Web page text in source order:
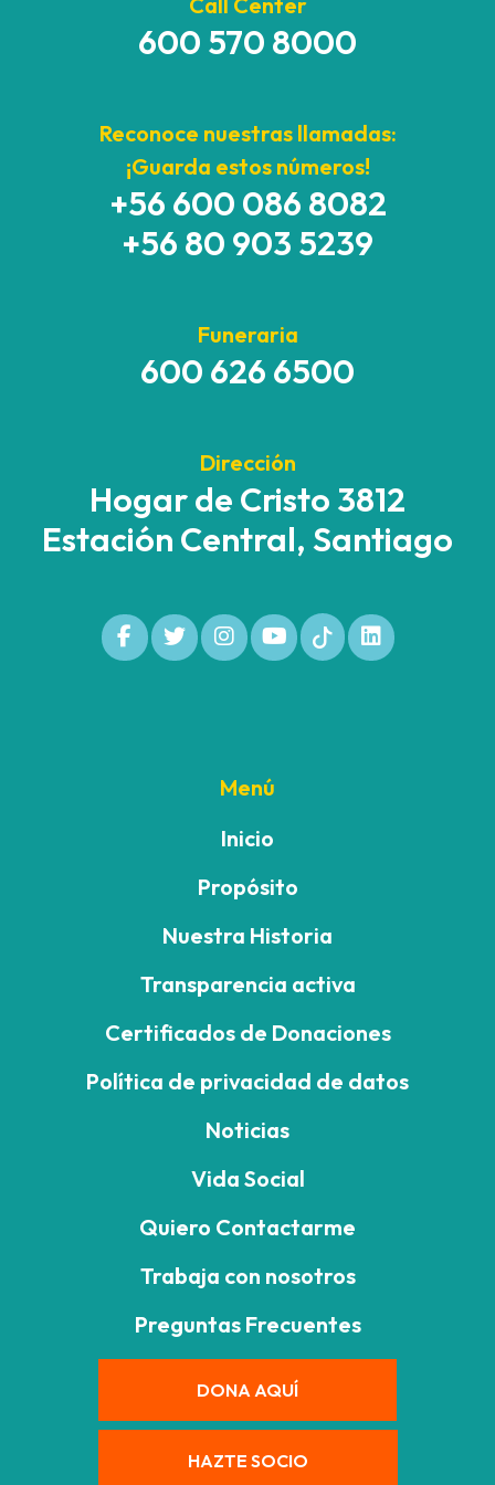
600 570 8000
Reconoce nuestras llamadas:
¡Guarda estos números!
+56 600 086 8082
+56 80 903 5239
Funeraria
600 626 6500
Dirección
Hogar de Cristo 3812
Estación Central, Santiago
Menú
Inicio
Propósito
Nuestra Historia
Transparencia activa
Certificados de Donaciones
Política de privacidad de datos
Noticias
Vida Social
Quiero Contactarme
Trabaja con nosotros
Preguntas Frecuentes
DONA AQUÍ
HAZTE SOCIO